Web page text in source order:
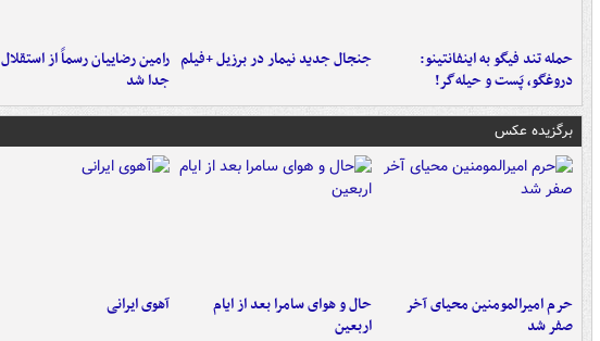
حمله تند فیگو به اینفانتینو:
دروغگو، پَست‌ و حیله‌گر!
جنجال جدید نیمار در برزیل +فیلم رامین رضاییان رسماً از استقلال
جدا شد
برگزیده عکس
حرم امیرالمومنین محیای آخر
صفر شد
حال و هوای سامرا بعد از ایام
اربعین
آهوی ایرانی